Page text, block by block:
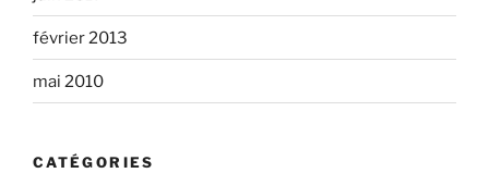
février 2013
mai 2010
CATÉGORIES